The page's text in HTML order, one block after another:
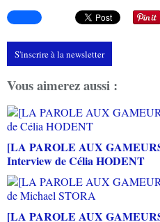
S'inscrire à la newsletter
Vous aimerez aussi :
[LA PAROLE AUX
Interview de Célia HODENT
[LA PAROLE AUX